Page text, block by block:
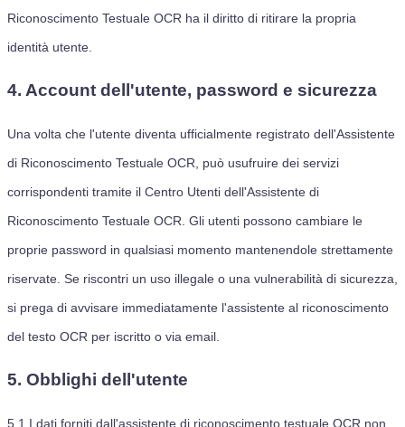
Riconoscimento Testuale OCR ha il diritto di ritirare la propria
identità utente.
4. Account dell'utente, password e sicurezza
Una volta che l'utente diventa ufficialmente registrato dell'Assistente
di Riconoscimento Testuale OCR, può usufruire dei servizi
corrispondenti tramite il Centro Utenti dell'Assistente di
Riconoscimento Testuale OCR. Gli utenti possono cambiare le
proprie password in qualsiasi momento mantenendole strettamente
riservate. Se riscontri un uso illegale o una vulnerabilità di sicurezza,
si prega di avvisare immediatamente l'assistente al riconoscimento
del testo OCR per iscritto o via email.
5. Obblighi dell'utente
5.1 I dati forniti dall'assistente di riconoscimento testuale OCR non